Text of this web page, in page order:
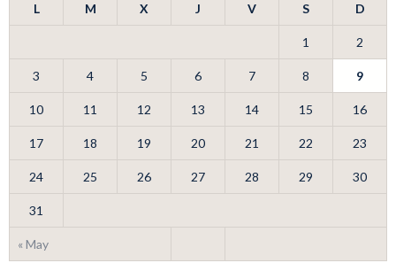
L M X J V S D
« May
1 2
3 4 5 6 7 8 9
10 11 12 13 14 15 16
17 18 19 20 21 22 23
24 25 26 27 28 29 30
31